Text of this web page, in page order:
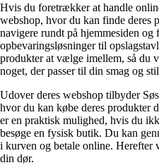
Hvis du foretrækker at handle
webshop, hvor du kan finde deres
navigere rundt på hjemmesiden
opbevaringsløsninger til
produkter at vælge imellem, så du
noget, der passer til din smag og
Udover deres webshop tilbyder
hvor du kan købe deres produkter
er en praktisk mulighed, hvis du
besøge en fysisk butik. Du kan
i kurven og betale online. Herefter
din dør.